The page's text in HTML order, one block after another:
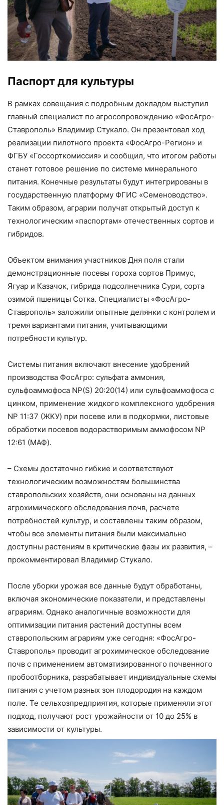
Паспорт для культуры
В рамках совещания с подробным докладом выступил
главный специалист по агросопровождению «ФосАгро-
Ставрополь» Владимир Стукало. Он презентовал ход
реализации пилотного проекта «ФосАгро-Регион» и
ФГБУ «Госсорткомиссия» и сообщил, что итогом работы
станет готовое решение по системе минерального
питания. Конечные результаты будут интегрированы в
государственную платформу ФГИС «Семеноводство».
Таким образом, аграрии получат открытый доступ к
технологическим «паспортам» отечественных сортов и
гибридов.
Объектом внимания участников Дня поля стали
демонстрационные посевы гороха сортов Примус,
Ягуар и Казачок, гибрида подсолнечника Сури, сорта
озимой пшеницы Сотка. Специалисты «ФосАгро-
Ставрополь» заложили опытные делянки с контролем и
тремя вариантами питания, учитывающими
потребности культур.
Системы питания включают внесение удобрений
производства ФосАгро: сульфата аммония,
сульфоаммофоса NP(S) 20:20(14) или сульфоаммофоса с
цинком, применение жидкого комплексного удобрения
NP 11:37 (ЖКУ) при посеве или в подкормки, листовые
обработки посевов водорастворимым аммофосом NP
12:61 (МАФ).
– Схемы достаточно гибкие и соответствуют
технологическим возможностям большинства
ставропольских хозяйств, они основаны на данных
агрохимического обследования почв, расчете
потребностей культур, и составлены таким образом,
чтобы все элементы питания были максимально
доступны растениям в критические фазы их развития, –
прокомментировал Владимир Стукало.
После уборки урожая все данные будут обработаны,
включая экономические показатели, и представлены
аграриям. Однако аналогичные возможности для
оптимизации питания растений доступны всем
ставропольским аграриям уже сегодня: «ФосАгро-
Ставрополь» проводит агрохимическое обследование
почв с применением автоматизированного почвенного
пробоотборника, разрабатывает индивидуальные схемы
питания с учетом разных зон плодородия на каждом
поле. Те сельхозпредприятия, которые применяли этот
подход, получают рост урожайности от 10 до 25% в
зависимости от культуры.